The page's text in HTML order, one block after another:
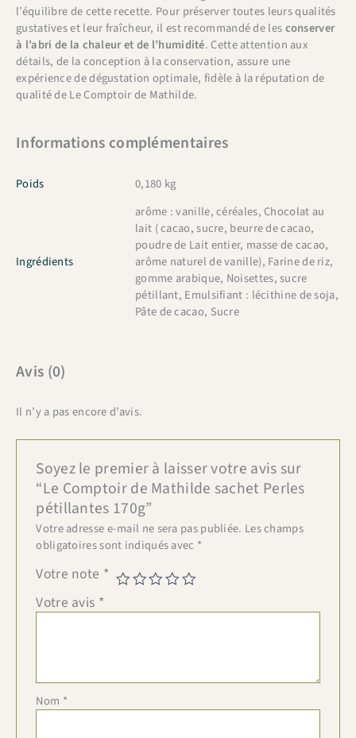
l’équilibre de cette recette. Pour préserver toutes leurs qualités
gustatives et leur fraîcheur, il est recommandé de lesconserver
à l’abri de la chaleur et de l’humidité. Cette attention aux
détails, de la conception à la conservation, assure une
expérience de dégustation optimale, fidèle à la réputation de
qualité de Le Comptoir de Mathilde.
Informations complémentaires
Poids 0,180 kg
Ingrédients
arôme : vanille, céréales, Chocolat au
lait ( cacao, sucre, beurre de cacao,
poudre de Lait entier, masse de cacao,
arôme naturel de vanille), Farine de riz,
gomme arabique, Noisettes, sucre
pétillant, Emulsifiant : lécithine de soja,
Pâte de cacao, Sucre
Avis (0)
Il n’y a pas encore d’avis.
Soyez le premier à laisser votre avis sur
“Le Comptoir de Mathilde sachet Perles
pétillantes 170g”
Votre adresse e-mail ne sera pas publiée. Les champs
obligatoires sont indiqués avec *
Votre note *
Votre avis *
Nom *